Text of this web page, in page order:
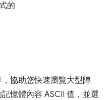
的
協助您快速瀏覽大型陣
憶體內容 ASCII 值，並選